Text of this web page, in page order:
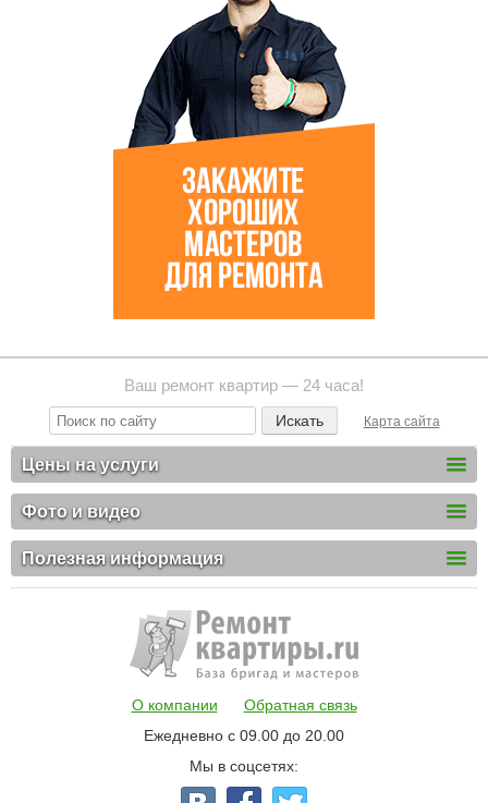
Ваш ремонт квартир — 24 часа!
Карта сайта
Цены на услуги
Фото и видео
Полезная информация
О компании
Обратная связь
Ежедневно с 09.00 до 20.00
Мы в соцсетях: